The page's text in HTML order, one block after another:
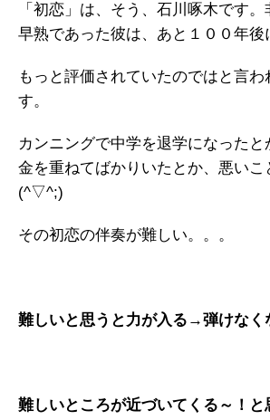
「初恋」は、そう、石川啄木です。
早熟であった彼は、あと１００年後
もっと評価されていたのではと言
す。
カンニングで中学を退学になった
金を重ねてばかりいたとか、悪いこ
(^▽^;)
その初恋の伴奏が難しい。。。
難しいと思うと力が入る→弾けなく
難しいところが近づいてくる～！